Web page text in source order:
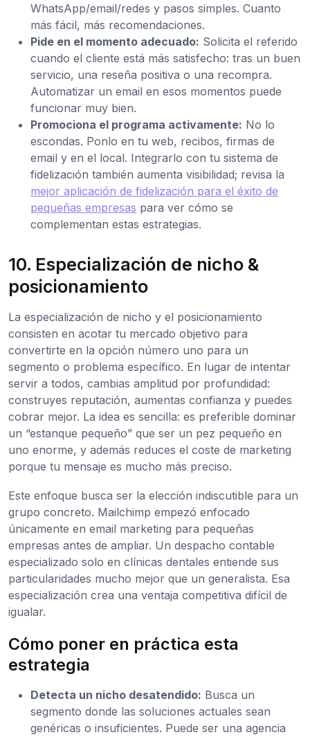
WhatsApp/email/redes y pasos simples. Cuanto
más fácil, más recomendaciones.
Pide en el momento adecuado: Solicita el referido
cuando el cliente está más satisfecho: tras un buen
servicio, una reseña positiva o una recompra.
Automatizar un email en esos momentos puede
funcionar muy bien.
Promociona el programa activamente: No lo
escondas. Ponlo en tu web, recibos, firmas de
email y en el local. Integrarlo con tu sistema de
fidelización también aumenta visibilidad; revisa la
mejor aplicación de fidelización para el éxito de
pequeñas empresas para ver cómo se
complementan estas estrategias.
10. Especialización de nicho &
posicionamiento
La especialización de nicho y el posicionamiento
consisten en acotar tu mercado objetivo para
convertirte en la opción número uno para un
segmento o problema específico. En lugar de intentar
servir a todos, cambias amplitud por profundidad:
construyes reputación, aumentas confianza y puedes
cobrar mejor. La idea es sencilla: es preferible dominar
un “estanque pequeño” que ser un pez pequeño en
uno enorme, y además reduces el coste de marketing
porque tu mensaje es mucho más preciso.
Este enfoque busca ser la elección indiscutible para un
grupo concreto. Mailchimp empezó enfocado
únicamente en email marketing para pequeñas
empresas antes de ampliar. Un despacho contable
especializado solo en clínicas dentales entiende sus
particularidades mucho mejor que un generalista. Esa
especialización crea una ventaja competitiva difícil de
igualar.
Cómo poner en práctica esta
estrategia
Detecta un nicho desatendido: Busca un
segmento donde las soluciones actuales sean
genéricas o insuficientes. Puede ser una agencia